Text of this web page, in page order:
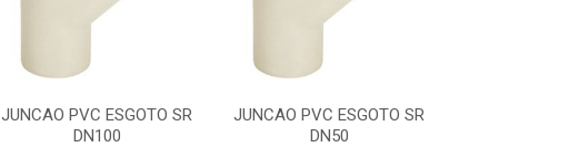
JUNCAO PVC ESGOTO SR
DN100
JUNCAO PVC ESGOTO SR
DN50